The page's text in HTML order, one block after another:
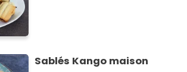
Sablés Kango maison